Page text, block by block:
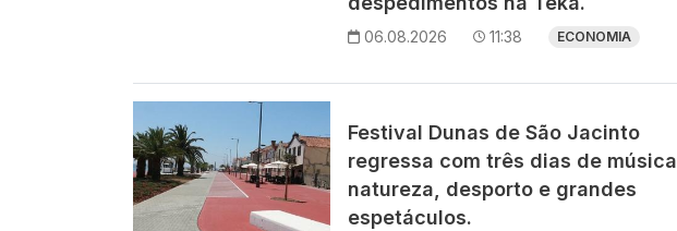
06.08.2026 11:38 ECONOMIA
Festival Dunas de São Jacinto
regressa com três dias de música,
natureza, desporto e grandes
espetáculos.